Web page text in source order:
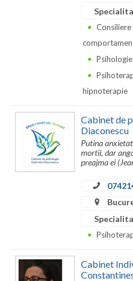
Galati
Giurgiu
Ialomita
hipnoterapie
Cabinet de
Diaconescu
Putina
mortii, dar
preajma ei
Cabinet